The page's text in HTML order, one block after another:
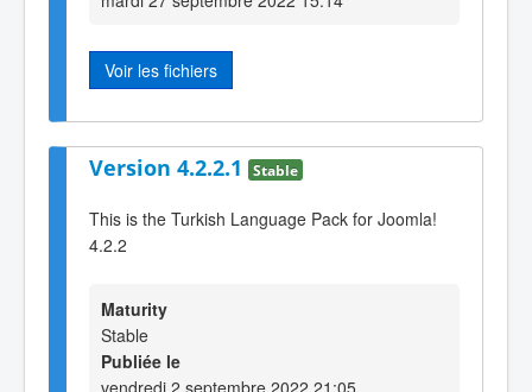
Voir les fichiers
Version 4.2.2.1 Stable
This is the Turkish Language Pack for Joomla!
4.2.2
Maturity
Stable
Publiée le